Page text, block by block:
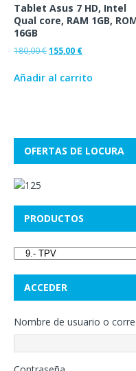
Tablet Asus 7 HD, Intel
Qual core, RAM 1GB,
16GB
180,00€155,00 €
Añadir al carrito
OFERTAS DE LOCURA
PRODUCTOS
ACCEDER
Nombre de usuario o